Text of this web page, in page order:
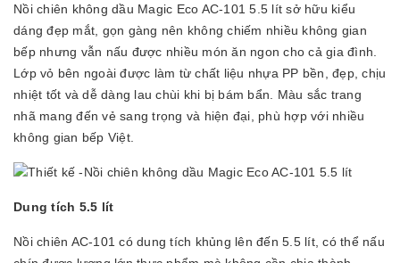
Nồi chiên không dầu Magic Eco AC-101 5.5 lít sở hữu kiểu
dáng đẹp mắt, gọn gàng nên không chiếm nhiều không gian
bếp nhưng vẫn nấu được nhiều món ăn ngon cho cả gia đình.
Lớp vỏ bên ngoài được làm từ chất liệu nhựa PP bền, đẹp, chịu
nhiệt tốt và dễ dàng lau chùi khi bị bám bẩn. Màu sắc trang
nhã mang đến vẻ sang trọng và hiện đại, phù hợp với nhiều
không gian bếp Việt.
Dung tích 5.5 lít
Nồi chiên AC-101 có dung tích khủng lên đến 5.5 lít, có thể nấu